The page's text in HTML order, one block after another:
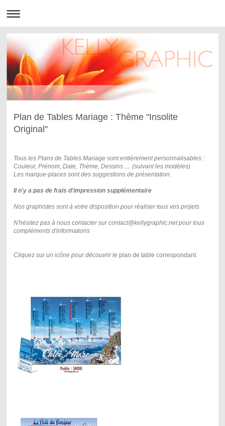
Plan de Tables Mariage : Thème "Insolite
Original"
Tous les Plans de Tables Mariage sont entièrement personnalisables :
Couleur, Prénom, Date, Thème, Dessins .... (suivant les modèles)
Les marque-places sont des suggestions de présentation.
Il n'y a pas de frais d'impression supplémentaire
Nos graphistes sont à votre disposition pourréaliser tous vos projets
N'hésitez pas à nous contacter sur contact@kellygraphic.net pour tous
compléments d'informations
Cliquez sur un icône pour découvrir leplan de table correspondant.